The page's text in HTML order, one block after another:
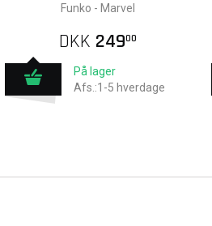
Funko - Marvel
DKK 24900
På lager
Afs.:1-5 hverdage